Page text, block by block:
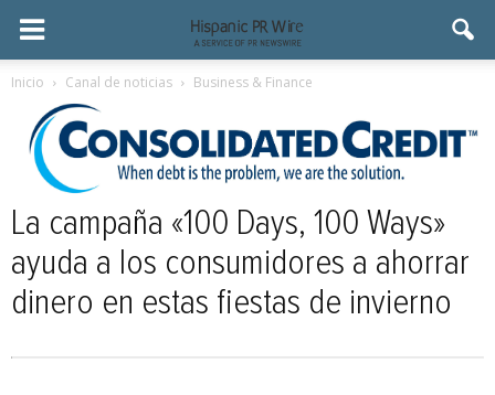
Inicio Canal de noticias Business & Finance
La campaña «100 Days, 100 Ways»
ayuda a los consumidores a ahorrar
dinero en estas fiestas de invierno